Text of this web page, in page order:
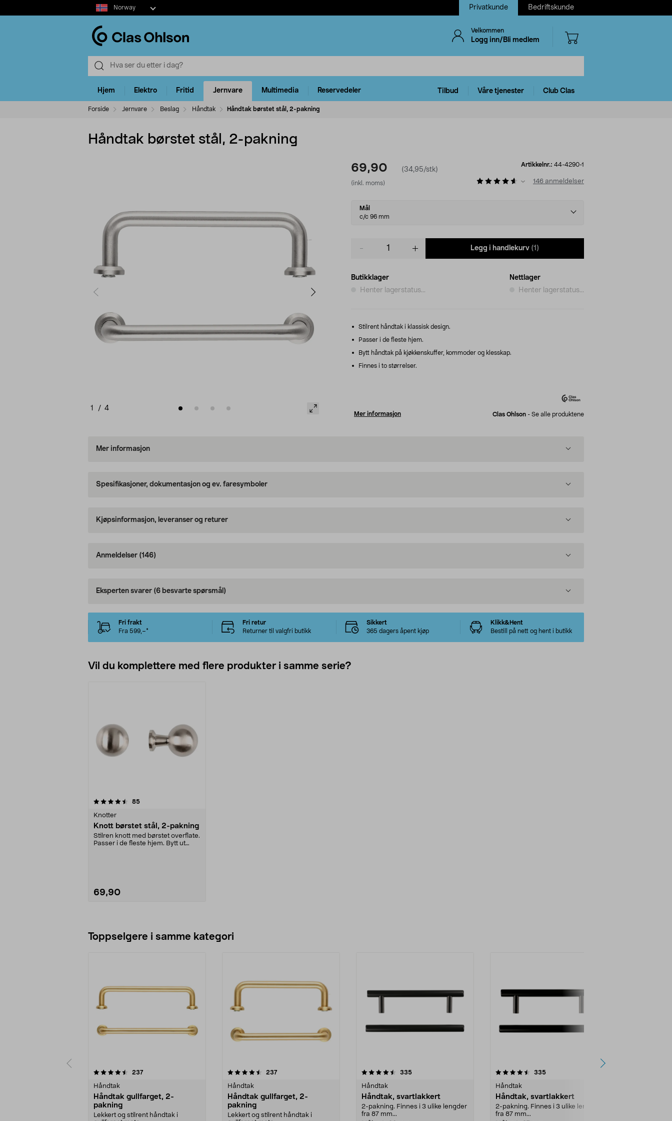
Select
market
Norway Privatkunde Bedriftskunde
Velkommen
Logg inn/Bli medlem
Hjem Elektro Fritid Jernvare Multimedia Reservedeler Tilbud Våre tjenester Club Clas
Forside Jernvare Beslag Håndtak Håndtak børstet stål, 2-pakning
Håndtak børstet stål, 2-pakning
1 / 4
69,90 (34,95/stk)
(inkl. moms)
Artikkelnr.: 44-4290-1
146 anmeldelser
Select
variant
Mål
c/c 96 mm
Legg i handlekurv (1)
Butikklager
Henter lagerstatus...
Nettlager
Henter lagerstatus...
Stilrent håndtak i klassisk design.
Passer i de fleste hjem.
Bytt håndtak på kjøkkenskuffer, kommoder og klesskap.
Finnes i to størrelser.
Mer informasjon Clas Ohlson - Se alle produktene
Mer informasjon
Spesifikasjoner, dokumentasjon og ev. faresymboler
Kjøpsinformasjon, leveranser og returer
Anmeldelser (146)
Eksperten svarer (6 besvarte spørsmål)
Fri frakt
Fra 599,–*
Fri retur
Returner til valgfri butikk
Sikkert
365 dagers åpent kjøp
Klikk&Hent
Bestill på nett og hent i butikk
Vil du komplettere med flere produkter i samme serie?
85anmeldelser
Knotter
Knott børstet stål, 2-pakning
Stilren knott med børstet overflate.
Passer i de fleste hjem. Bytt ut
69,90
Toppselgere i samme kategori
237anmeldelser
Håndtak
Håndtak gullfarget, 2-
pakning
Lekkert og stilrent håndtak i
4.5 av 5 stjerner 237anmeldelser
Håndtak
Håndtak gullfarget, 2-
pakning
Lekkert og stilrent håndtak i
4.5 av 5 stjerner 335anmeldelser
Håndtak
Håndtak, svartlakkert
2-pakning. Finnes i 3 ulike lengder
fra 87 mm...
4.5 av 5 stjerner 335anmeldelser
Håndtak
Håndtak, svartlakkert
2-pakning. Finnes i 3 ulike lengder
fra 87 mm...
4.5 av 5 stjerner